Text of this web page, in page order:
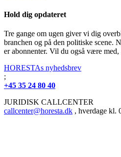
Hold dig opdateret
Tre gange om ugen giver vi dig
branchen og på den politiske scene.
er abonnenter. Vil du også være
HORESTAs nyhedsbrev
;
+45 35 24 80 40
JURIDISK CALLCENTER
callcenter@horesta.dk , hverdage kl.